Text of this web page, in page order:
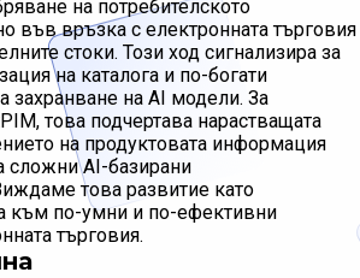
на потребителското
във връзка с електронната търговия
стоки. Този ход сигнализира за
на каталога и по-богати
захранване на AI модели. За
това подчертава нарастващата
на продуктовата информация
сложни AI-базирани
това развитие като
към по-умни и по-ефективни
търговия.